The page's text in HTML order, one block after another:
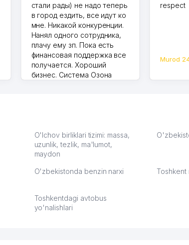
стали рады) не надо теперь
в город ездить, все идут ко
мне. Никакой конкуренции.
Нанял одного сотрудника,
плачу ему зп. Пока есть
финансовая поддержка все
получается. Хороший
бизнес. Система Озона
тут у нас уже есть ПВЗ.
Выгодное дело и
спокойное.
respect
Murod
O'lchov birliklari tizimi: massa,
uzunlik, tezlik, ma'lumot,
maydon
O'zbekistonda benzin narxi Toshkent
Toshkentdagi avtobus
yo'nalishlari